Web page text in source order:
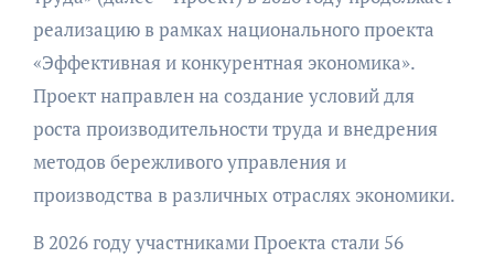
реализацию в рамках национального проекта
«Эффективная и конкурентная экономика».
Проект направлен на создание условий для
роста производительности труда и внедрения
методов бережливого управления и
производства в различных отраслях экономики.
В 2026 году участниками Проекта стали 56